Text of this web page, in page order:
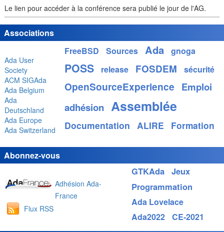
Le lien pour accéder à la conférence sera publié le jour de l'AG.
Associations
Ada User
Society
ACM SIGAda
Ada Belgium
Ada
Deutschland
Ada Europe
Ada Switzerland
Abonnez-vous
Adhésion Ada-
France
Flux RSS
FreeBSD Sources Ada gnoga
POSS release FOSDEM sécurité
OpenSourceExperience Emploi
adhésion Assemblée
Documentation ALIRE Formation
GTKAda Jeux
Programmation
Ada Lovelace
Ada2022
CE-2021